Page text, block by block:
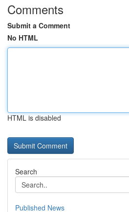
Comments
Submit a Comment
No HTML
HTML is disabled
Search
Published News